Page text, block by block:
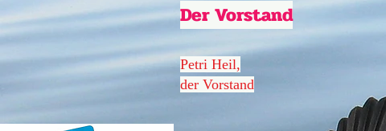
Der Vorstand
Petri Heil,
der Vorstand